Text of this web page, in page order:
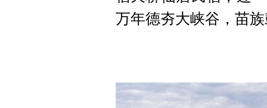
万年德夯大峡谷，苗